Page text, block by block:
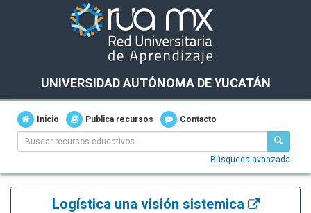
UNIVERSIDAD AUTÓNOMA DE YUCATÁN
Inicio Publica recursos Contacto
Búsqueda avanzada
Logística una visión sistemica